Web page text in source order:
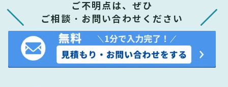
ご不明点は、ぜひ
ご相談・お問い合わせください